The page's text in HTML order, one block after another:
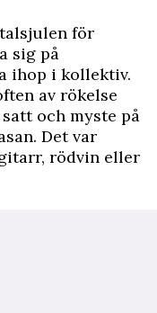
för
sig på
ihop i kollektiv.
av rökelse
och myste på
Det var
rödvin eller